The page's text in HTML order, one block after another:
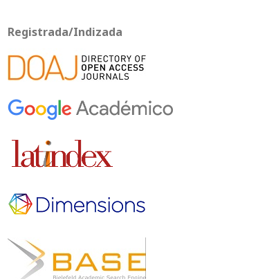
Registrada/Indizada